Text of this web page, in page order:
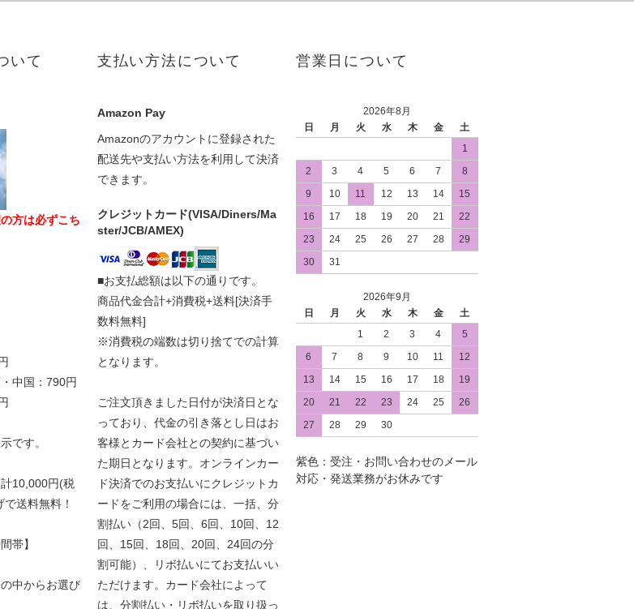
いて
方は必ずこち
中国：790円
です。
10,000円(税
送料無料！
帯】
中からお選び
支払い方法について
Amazon Pay
Amazonのアカウントに登録された
配送先や支払い方法を利用して決済
できます。
クレジットカード(VISA/Diners/Ma
ster/JCB/AMEX)
■お支払総額は以下の通りです。
商品代金合計+消費税+送料[決済手
数料無料]
※消費税の端数は切り捨てでの計算
となります。
ご注文頂きました日付が決済日とな
っており、代金の引き落とし日はお
客様とカード会社との契約に基づい
た期日となります。オンラインカー
ド決済でのお支払いにクレジットカ
ードをご利用の場合には、一括、分
割払い（2回、5回、6回、10回、12
回、15回、18回、20回、24回の分
割可能）、リボ払いにてお支払いい
ただけます。カード会社によって
は、分割払い・リボ払いを取り扱っ
営業日について
2026年8月
日
月 火 水 木 金
土
1
2
3 4 5 6 7
8
9
10 11 12 13 14
15
16
17 18 19 20 21
22
23
24 25 26 27 28
29
30
31
2026年9月
日
月 火 水 木 金
土
1
2 3 4
5
6
7 8 9 10 11
12
13
14 15 16 17 18
19
20
21 22 23 24 25
26
27
28 29 30
紫色：受注・お問い合わせのメール
対応・発送業務がお休みです